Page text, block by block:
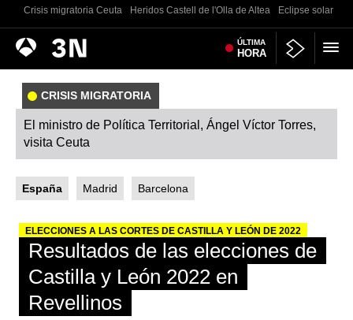
Crisis migratoria Ceuta Heridos Castell de l'Olla de Altea Eclipse solar total
Antena
3
Noticias ÚLTIMA
HORA
CRISIS MIGRATORIA
El ministro de Política Territorial, Ángel Víctor Torres,
visita Ceuta
España Madrid Barcelona
ELECCIONES A LAS CORTES DE CASTILLA Y LEÓN DE 2022
Resultados de las elecciones de
Castilla y León 2022 en
Revellinos